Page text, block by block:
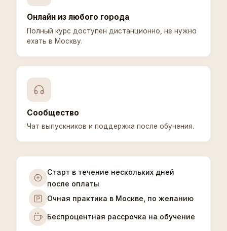
Онлайн из любого города
Полный курс доступен дистанционно, не нужно
ехать в Москву.
Сообщество
Чат выпускников и поддержка после обучения.
Старт в течение нескольких дней
после оплаты
Очная практика в Москве, по желанию
Беспроцентная рассрочка на обучение